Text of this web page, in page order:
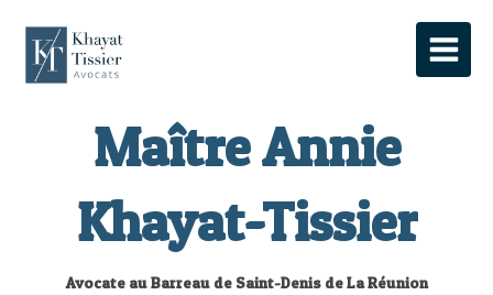
Maître Annie
Khayat-Tissier
Avocate au Barreau de Saint-Denis de La Réunion